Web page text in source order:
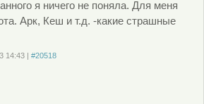
я ничего не поняла. Для меня
Арк, Кеш и т.д. -какие страшные
14:43| #20518